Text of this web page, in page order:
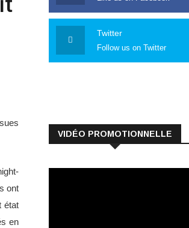
ont
état
en
Twitter
Follow us on Twitter
VIDÉO PROMOTIONNELLE